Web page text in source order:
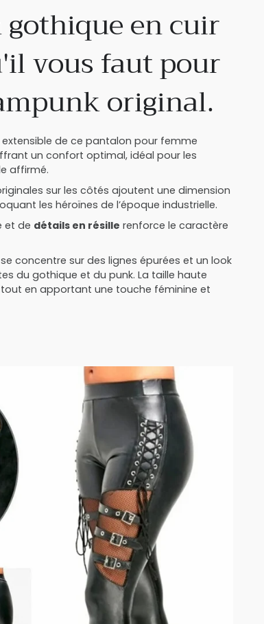
en cuir
vous faut pour
original.
de ce pantalon pour femme
un confort optimal, idéal pour les
affirmé.
sur les côtés ajoutent une dimension
les héroïnes de l’époque industrielle.
et de détails en résille renforce le caractère
concentre sur des lignes épurées et un look
du gothique et du punk. La taille haute
en apportant une touche féminine et